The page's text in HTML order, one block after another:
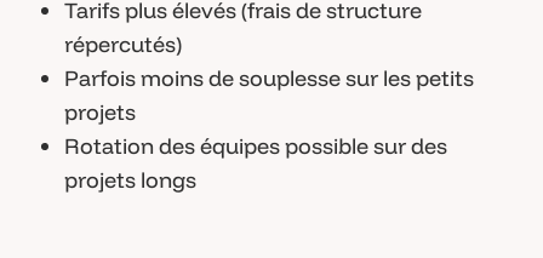
Tarifs plus élevés (frais de structure
répercutés)
Parfois moins de souplesse sur les petits
projets
Rotation des équipes possible sur des
projets longs